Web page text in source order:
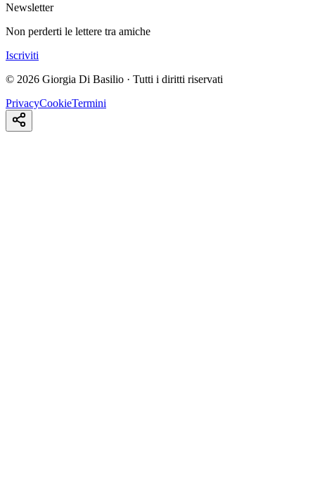
Newsletter
Non perderti le lettere tra amiche
Iscriviti
© 2026 Giorgia Di Basilio · Tutti i diritti riservati
PrivacyCookieTermini